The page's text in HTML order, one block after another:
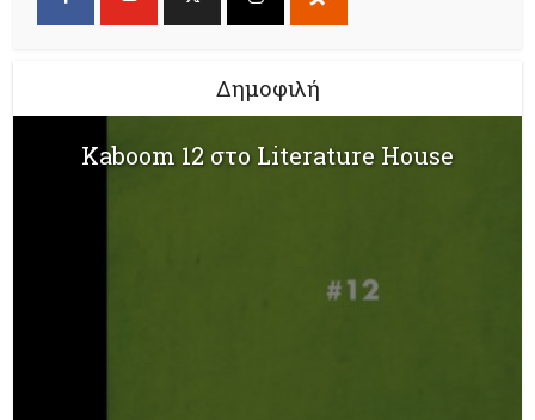
Δημοφιλή
Kaboom 12 στο Literature House